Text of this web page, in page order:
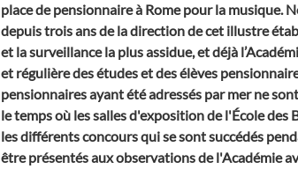
place de pensionnaire à Rome pour la musique.
depuis trois ans de la direction de cet illustre
et la surveillance la plus assidue, et déjà
et régulière des études et des élèves
pensionnaires ayant été adressés par mer ne
le temps où les salles d'exposition de l'École
les différents concours qui se sont succédés
être présentés aux observations de l'Académie